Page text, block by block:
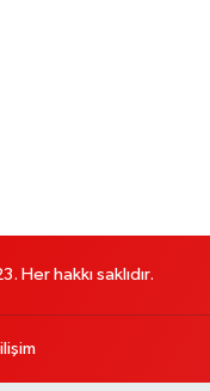
hakkı saklıdır.